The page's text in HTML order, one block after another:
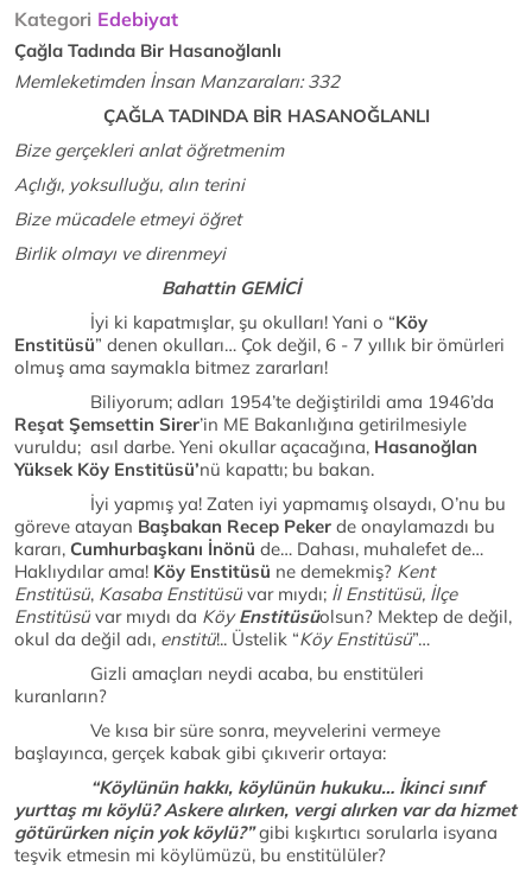
Kategori Edebiyat
Çağla Tadında Bir Hasanoğlanlı
Memleketimden İnsan Manzaraları: 332
ÇAĞLA TADINDA BİR HASANOĞLANLI
Bize gerçekleri anlat öğretmenim
Açlığı, yoksulluğu, alın terini
Bize mücadele etmeyi öğret
Birlik olmayı ve direnmeyi
Bahattin GEMİCİ
İyi ki kapatmışlar, şu okulları! Yani o “Köy
Enstitüsü” denen okulları… Çok değil, 6 - 7 yıllık bir ömürleri
olmuş ama saymakla bitmez zararları!
Biliyorum; adları 1954’te değiştirildi ama 1946’da
Reşat Şemsettin Sirer’in ME Bakanlığına getirilmesiyle
vuruldu; asıl darbe. Yeni okullar açacağına, Hasanoğlan
Yüksek Köy Enstitüsü’nü kapattı; bu bakan.
İyi yapmış ya! Zaten iyi yapmamış olsaydı, O’nu bu
göreve atayan Başbakan Recep Peker de onaylamazdı bu
kararı, Cumhurbaşkanı İnönü de… Dahası, muhalefet de…
Haklıydılar ama! Köy Enstitüsü ne demekmiş? Kent
Enstitüsü, Kasaba Enstitüsüvar mıydı; İl Enstitüsü, İlçe
Enstitüsüvar mıydı da KöyEnstitüsüolsun? Mektep de değil,
okul da değil adı, enstitü!.. Üstelik “Köy Enstitüsü”…
Gizli amaçları neydi acaba, bu enstitüleri
kuranların?
Ve kısa bir süre sonra, meyvelerini vermeye
başlayınca, gerçek kabak gibi çıkıverir ortaya:
“Köylünün hakkı, köylünün hukuku… İkinci sınıf
yurttaş mı köylü? Askere alırken, vergi alırken var da hizmet
götürürken niçin yok köylü?”gibi kışkırtıcı sorularla isyana
teşvik etmesin mi köylümüzü, bu enstitülüler?